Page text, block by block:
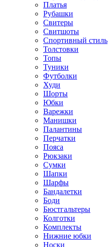
Платья
Рубашки
Свитеры
Свитшоты
Спортивный стиль
Толстовки
Топы
Туники
Футболки
Худи
Шорты
Юбки
Варежки
Манишки
Палантины
Перчатки
Пояса
Рюкзаки
Сумки
Шапки
Шарфы
Бандалетки
Боди
Бюстгальтеры
Колготки
Комплекты
Нижние юбки
Носки